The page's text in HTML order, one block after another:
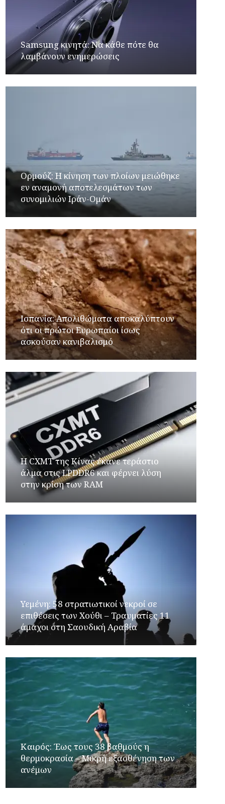
Samsung κινητά: Να κάθε πότε θα
λαμβάνουν ενημερώσεις
Ορμούζ: Η κίνηση των πλοίων μειώθηκε
εν αναμονή αποτελεσμάτων των
συνομιλιών Ιράν-Ομάν
Ισπανία: Απολιθώματα αποκαλύπτουν
ότι οι πρώτοι Ευρωπαίοι ίσως
ασκούσαν κανιβαλισμό
Η CXMT της Κίνας έκανε τεράστιο
άλμα στις LPDDR6 και φέρνει λύση
στην κρίση των RAM
Υεμένη: 58 στρατιωτικοί νεκροί σε
επιθέσεις των Χούθι – Τραυματίες 11
άμαχοι στη Σαουδική Αραβία
Καιρός: Έως τους 38 βαθμούς η
θερμοκρασία – Μικρή εξασθένηση των
ανέμων